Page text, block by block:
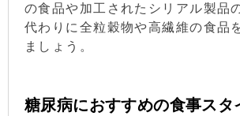
の食品や加工されたシリアル製品
代わりに全粒穀物や高繊維の食品
ましょう。
糖尿病におすすめの食事スタ